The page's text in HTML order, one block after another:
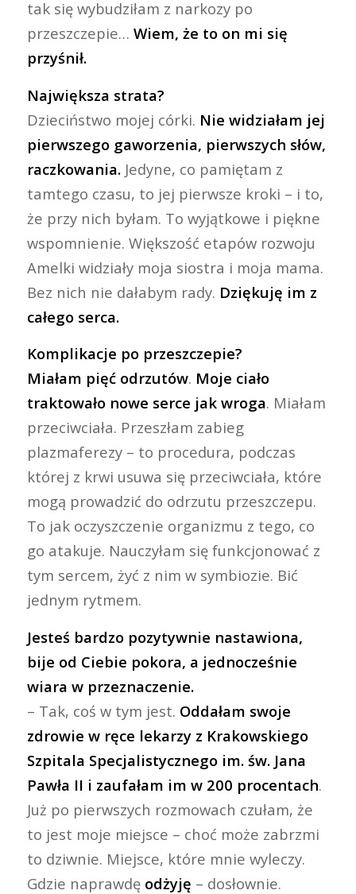
tak się wybudziłam z narkozy po
przeszczepie… Wiem, że to on mi się
przyśnił.
Największa strata?
Dzieciństwo mojej córki. Nie widziałam jej
pierwszego gaworzenia, pierwszych słów,
raczkowania. Jedyne, co pamiętam z
tamtego czasu, to jej pierwsze kroki – i to,
że przy nich byłam. To wyjątkowe i piękne
wspomnienie. Większość etapów rozwoju
Amelki widziały moja siostra i moja mama.
Bez nich nie dałabym rady. Dziękuję im z
całego serca.
Komplikacje po przeszczepie?
Miałam pięć odrzutów. Moje ciało
traktowało nowe serce jak wroga. Miałam
przeciwciała. Przeszłam zabieg
plazmaferezy – to procedura, podczas
której z krwi usuwa się przeciwciała, które
mogą prowadzić do odrzutu przeszczepu.
To jak oczyszczenie organizmu z tego, co
go atakuje. Nauczyłam się funkcjonować z
tym sercem, żyć z nim w symbiozie. Bić
jednym rytmem.
Jesteś bardzo pozytywnie nastawiona,
bije od Ciebie pokora, a jednocześnie
wiara w przeznaczenie.
– Tak, coś w tym jest. Oddałam swoje
zdrowie w ręce lekarzy z Krakowskiego
Szpitala Specjalistycznego im. św. Jana
Pawła II i zaufałam im w 200 procentach.
Już po pierwszych rozmowach czułam, że
to jest moje miejsce – choć może zabrzmi
to dziwnie. Miejsce, które mnie wyleczy.
Gdzie naprawdę odżyję – dosłownie.